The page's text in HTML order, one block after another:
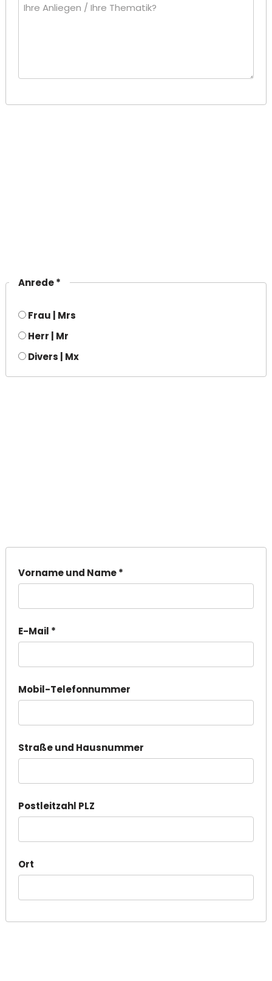
Anrede *
Frau | Mrs
Herr | Mr
Divers | Mx
Vorname und Name *
E-Mail *
Mobil-Telefonnummer
Straße und Hausnummer
Postleitzahl PLZ
Ort